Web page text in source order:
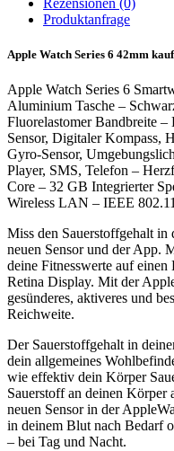
Produktanfrage
Apple Watch Series 6 42mm
Apple Watch Series 6
Aluminium Tasche –
Fluorelastomer Bandbreite
Sensor, Digitaler Kompass,
Gyro-Sensor,
Player, SMS, Telefon –
Core – 32 GB Integrierter
Wireless LAN – IEEE
Miss den Sauerstoffgehalt
neuen Sensor und der App.
deine Fitnesswerte auf
Retina Display. Mit der
gesünderes, aktiveres und
Reichweite.
Der Sauerstoff­gehalt in
dein allgemeines
wie effektiv dein Körper
Sauerstoff an deinen
neuen Sensor in der
in deinem Blut nach Bedarf
– bei Tag und Nacht.